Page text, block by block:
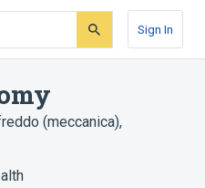
Sign In
(meccanica),